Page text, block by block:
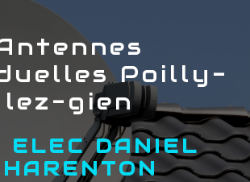
Poilly-
lez-gien